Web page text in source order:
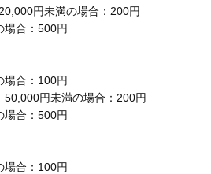
円未満の場合：200円
場合：500円
場合：100円
円未満の場合：200円
場合：500円
場合：100円